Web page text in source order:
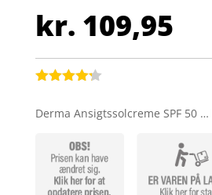
kr. 109,95
ud af 5
kundebedø
mmelser
Derma Ansigtssolcreme SPF 50 …